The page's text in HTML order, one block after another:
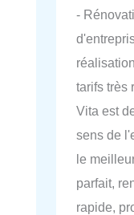
-
tarifs très
Vita est
sens de
le
parfait,
rapide,